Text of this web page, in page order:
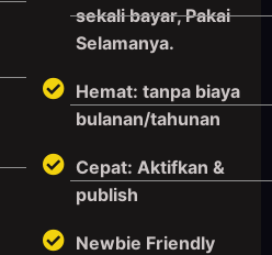
sekali bayar, Pakai
Selamanya.
Hemat: tanpa biaya
bulanan/tahunan
Cepat: Aktifkan &
publish
Newbie Friendly